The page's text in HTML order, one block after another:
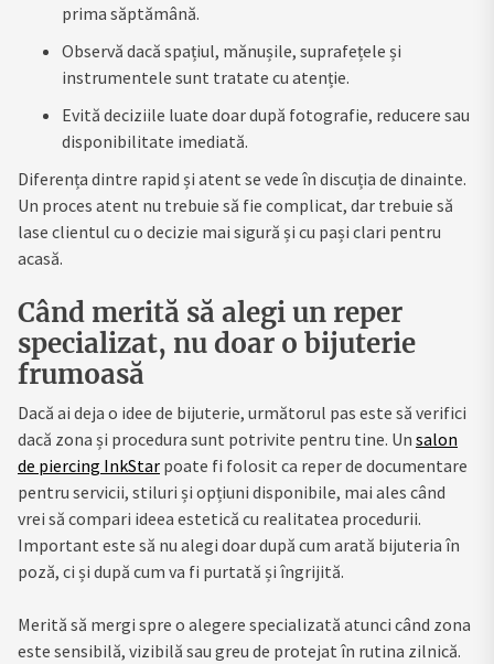
prima săptămână.
Observă dacă spațiul, mănușile, suprafețele și
instrumentele sunt tratate cu atenție.
Evită deciziile luate doar după fotografie, reducere sau
disponibilitate imediată.
Diferența dintre rapid și atent se vede în discuția de dinainte.
Un proces atent nu trebuie să fie complicat, dar trebuie să
lase clientul cu o decizie mai sigură și cu pași clari pentru
acasă.
Când merită să alegi un reper
specializat, nu doar o bijuterie
frumoasă
Dacă ai deja o idee de bijuterie, următorul pas este să verifici
dacă zona și procedura sunt potrivite pentru tine. Un salon
de piercing InkStar poate fi folosit ca reper de documentare
pentru servicii, stiluri și opțiuni disponibile, mai ales când
vrei să compari ideea estetică cu realitatea procedurii.
Important este să nu alegi doar după cum arată bijuteria în
poză, ci și după cum va fi purtată și îngrijită.
Merită să mergi spre o alegere specializată atunci când zona
este sensibilă, vizibilă sau greu de protejat în rutina zilnică.